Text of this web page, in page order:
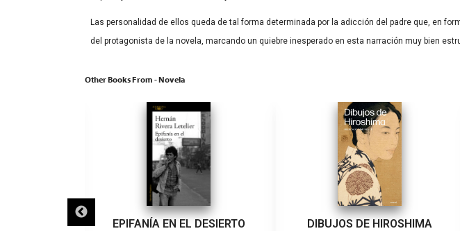
Las personalidad de ellos queda de tal forma determinada por la adicción del padre que, en
del protagonista de la novela, marcando un quiebre inesperado en esta narración muy bien
Other Books From - Novela
EPIFANÍA EN EL DESIERTO DIBUJOS DE HIROSHIMA